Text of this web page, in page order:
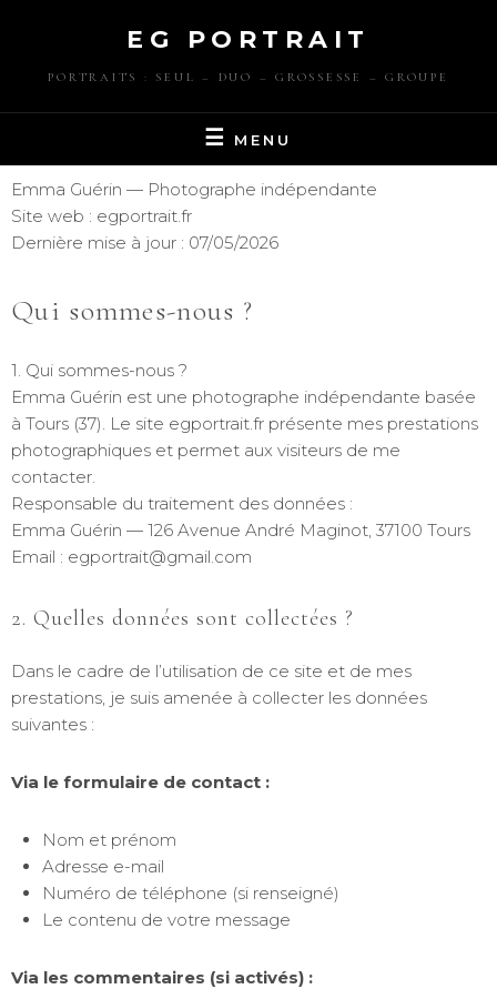
EG PORTRAIT
PORTRAITS : SEUL – DUO – GROSSESSE – GROUPE
MENU
Emma Guérin — Photographe indépendante
Site web : egportrait.fr
Dernière mise à jour : 07/05/2026
Qui sommes-nous ?
1. Qui sommes-nous ?
Emma Guérin est une photographe indépendante basée
à Tours (37). Le site egportrait.fr présente mes prestations
photographiques et permet aux visiteurs de me
contacter.
Responsable du traitement des données :
Emma Guérin — 126 Avenue André Maginot, 37100 Tours
Email : egportrait@gmail.com
2. Quelles données sont collectées ?
Dans le cadre de l’utilisation de ce site et de mes
prestations, je suis amenée à collecter les données
suivantes :
Via le formulaire de contact :
Nom et prénom
Adresse e-mail
Numéro de téléphone (si renseigné)
Le contenu de votre message
Via les commentaires (si activés) :